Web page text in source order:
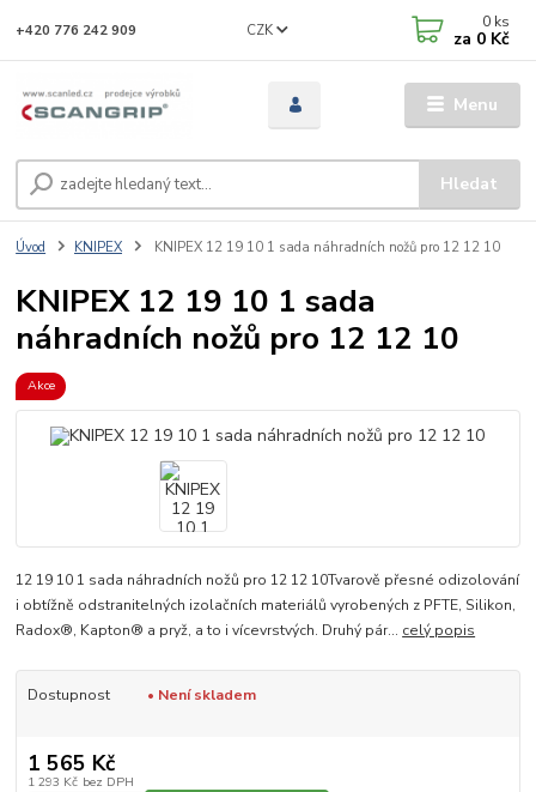
Menu
CZK
Hledat
+420 776 242 909 0 ks
za 0 Kč
Úvod KNIPEX KNIPEX 12 19 10 1 sada náhradních nožů pro 12 12 10
KNIPEX 12 19 10 1 sada
náhradních nožů pro 12 12 10
Akce
12 19 10 1 sada náhradních nožů pro 12 12 10Tvarově přesné odizolování
i obtížně odstranitelných izolačních materiálů vyrobených z PFTE, Silikon,
Radox®, Kapton® a pryž, a to i vícevrstvých. Druhý pár... celý popis
Dostupnost • Není skladem
1 565 Kč
1 293 Kč bez DPH